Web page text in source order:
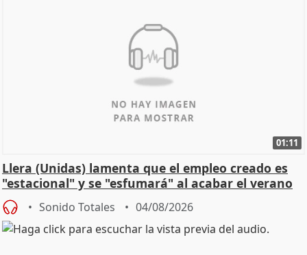
01:11
Llera (Unidas) lamenta que el empleo creado es
"estacional" y se "esfumará" al acabar el verano
Sonido Totales 04/08/2026